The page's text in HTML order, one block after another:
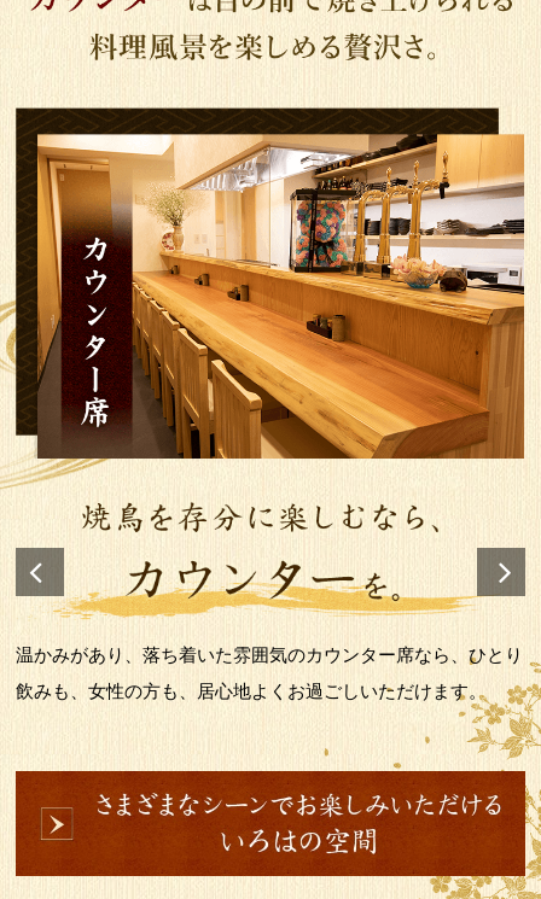
温かみがあり、落ち着いた雰囲気のカウンター席なら、ひとり
飲みも、女性の方も、居心地よくお過ごしいただけます。